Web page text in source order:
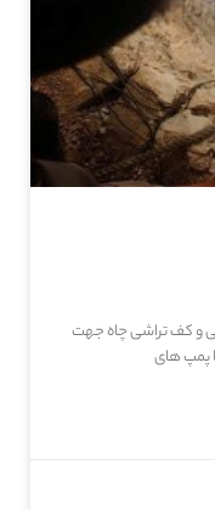
و کف تراشی چاه جهت
پمپ های